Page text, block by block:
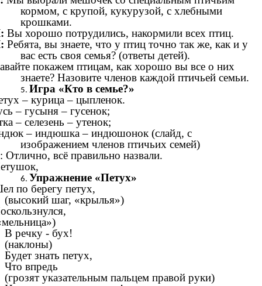
кормом, с крупой, кукурузой, с хлебными
крошками.
Вы хорошо потрудились, накормили всех птиц.
Ребята, вы знаете, что у птиц точно так же, как и у
вас есть своя семья? (ответы детей).
покажем птицам, как хорошо вы все о них
знаете? Назовите членов каждой птичьей семьи.
Игра «Кто в семье?»
– курица – цыпленок.
– гусыня – гусенок;
– селезень – утенок;
– индюшка – индюшонок (слайд, с
изображением членов птичьих семей)
Отлично, всё правильно назвали.
Упражнение «Петух»
по берегу петух,
(высокий шаг, «крылья»)
В речку - бух!
(наклоны)
Будет знать петух,
Что впредь
(грозят указательным пальцем правой руки)